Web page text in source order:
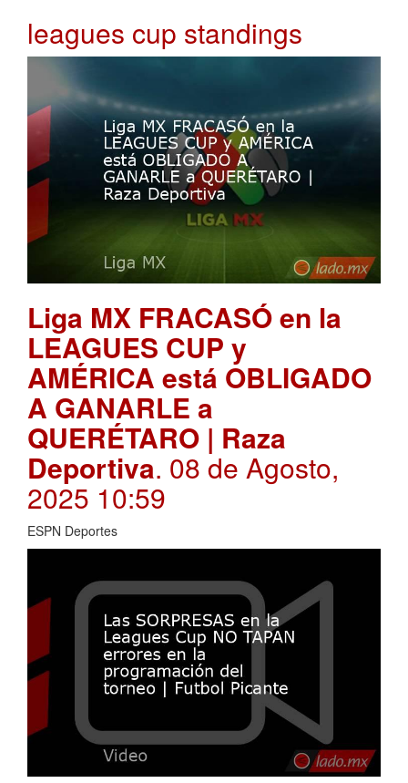
leagues cup standings
Liga MX FRACASÓ en la
LEAGUES CUP y
AMÉRICA está OBLIGADO
A GANARLE a
QUERÉTARO | Raza
Deportiva. 08 de Agosto,
2025 10:59
ESPN Deportes